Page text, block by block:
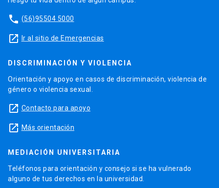
phone (56)95504 5000
launch Ir al sitio de Emergencias
DISCRIMINACIÓN Y VIOLENCIA
Orientación y apoyo en casos de discriminación, violencia de
género o violencia sexual.
launch Contacto para apoyo
launch Más orientación
MEDIACIÓN UNIVERSITARIA
Teléfonos para orientación y consejo si se ha vulnerado
alguno de tus derechos en la universidad.